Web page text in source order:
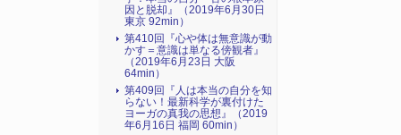
因と脱却』（2019年6月30日
東京 92min）
第410回『心や体は無意識が動
かす＝意識は単なる傍観者』
（2019年6月23日 大阪
64min）
第409回『人は本当の自分を知
らない！最新科学が裏付けた
ヨーガの真我の思想』（2019
年6月16日 福岡 60min）